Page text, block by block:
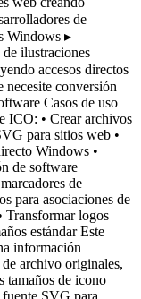
de
Windows ▸
ilustraciones
accesos directos
necesite conversión
Casos de uso
ICO: • Crear archivos
para sitios web •
Windows •
de software
de
para asociaciones de
Transformar logos
estándar Este
información
archivo originales,
tamaños de icono
SVG para